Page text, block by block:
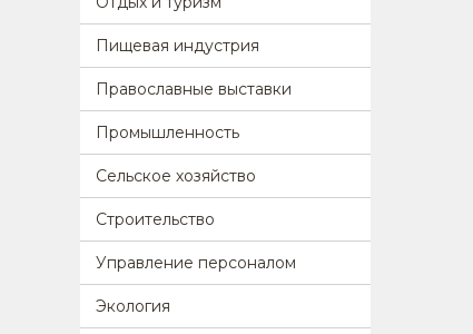
Пищевая индустрия
Православные выставки
Промышленность
Сельское хозяйство
Строительство
Управление персоналом
Экология